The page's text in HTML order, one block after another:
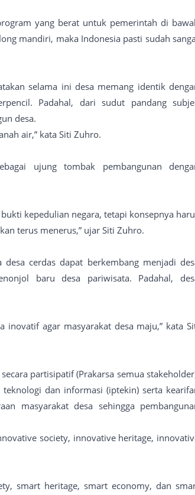
yang berat untuk pemerintah di
mandiri, maka Indonesia pasti sudah
selama ini desa memang identik
Padahal, dari sudut pandang
desa.
air,” kata Siti Zuhro.
ujung tombak pembangunan
kepedulian negara, tetapi konsepnya
terus menerus,” ujar Siti Zuhro.
cerdas dapat berkembang menjadi
baru desa pariwisata. Padahal,
inovatif agar masyarakat desa maju,” kata
partisipatif (Prakarsa semua
dan informasi (iptekin) serta
masyarakat desa sehingga
society, innovative heritage,
smart heritage, smart economy, dan